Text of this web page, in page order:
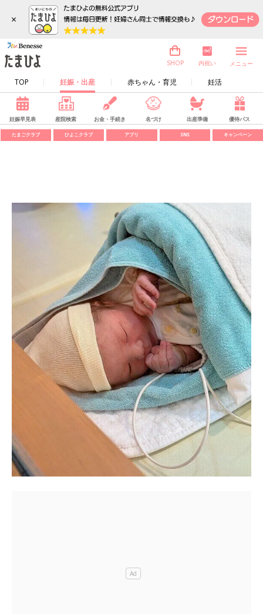
×
TOP 妊娠・出産 赤ちゃん・育児 妊活
SHOP 内祝い メニュー
妊娠早見表 産院検索 お金・手続き 名づけ 出産準備 優待パス
たまごクラブ ひよこクラブ アプリ SNS キャンペーン